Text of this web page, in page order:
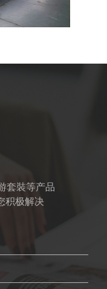
套裝等产品
积极解决